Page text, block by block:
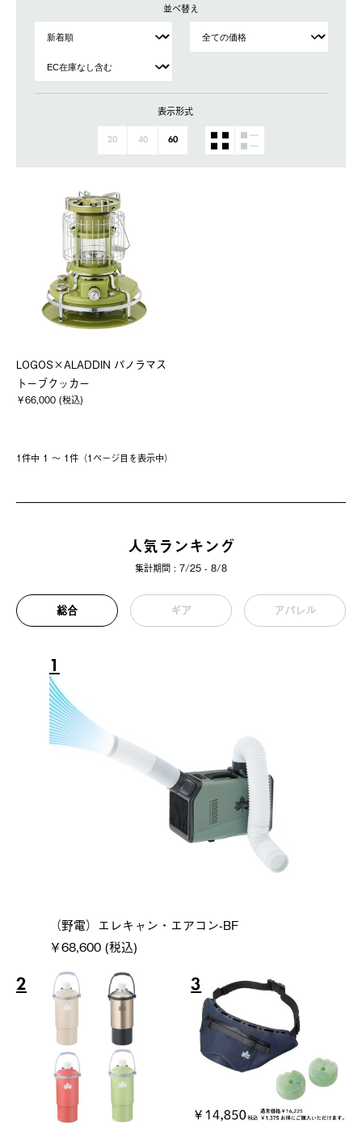
並べ替え
表示形式
20 40 60
LOGOS×ALADDIN パノラマス
トーブクッカー
￥66,000 (税込)
1件中 1 〜 1件（1ページ⽬を表⽰中）
人気ランキング
集計期間 : 7/25 - 8/8
総合 ギア アパレル
1
（野電）エレキャン・エアコン-BF
￥68,600 (税込)
2 3